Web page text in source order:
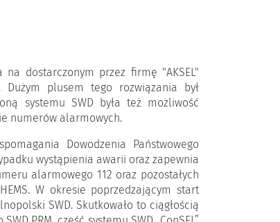
dostarczonym przez firmę "AKSEL"
Dużym plusem tego rozwiązania był
systemu SWD była też możliwość
numerów alarmowych.
Dowodzenia Państwowego
wystąpienia awarii oraz zapewnia
alarmowego 112 oraz pozostałych
W okresie poprzedzającym start
SWD. Skutkowało to ciągłością